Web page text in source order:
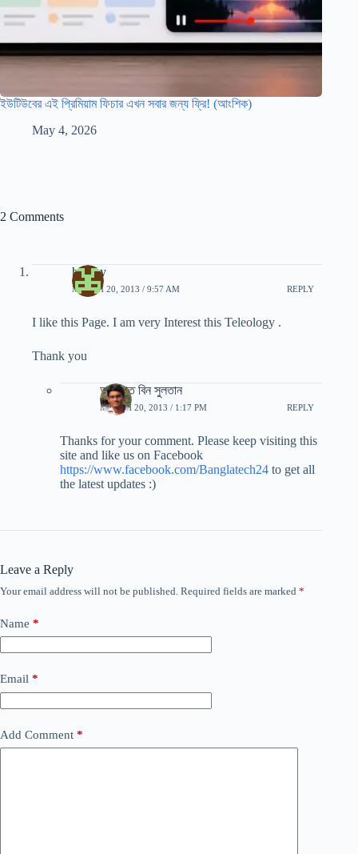
ইউটিউবের এই প্রিমিয়াম ফিচার এখন সবার জন্য ফ্রি! (আংশিক)
May 4, 2026
2 Comments
hreday
MARCH 20, 2013 / 9:57 AM REPLY
I like this Page. I am very Interest this Teleology .
Thank you
আরাফাত বিন সুলতান
MARCH 20, 2013 / 1:17 PM REPLY
Thanks for your comment. Please keep visiting this
site and like us on Facebook
https://www.facebook.com/Banglatech24 to get all
the latest updates :)
Leave a Reply
Your email address will not be published. Required fields are marked *
Name *
Email *
Add Comment *